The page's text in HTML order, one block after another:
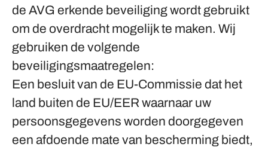
de AVG erkende beveiliging wordt gebruikt
om de overdracht mogelijk te maken. Wij
gebruiken de volgende
beveiligingsmaatregelen:
Een besluit van de EU-Commissie dat het
land buiten de EU/EER waarnaar uw
persoonsgegevens worden doorgegeven
een afdoende mate van bescherming biedt,